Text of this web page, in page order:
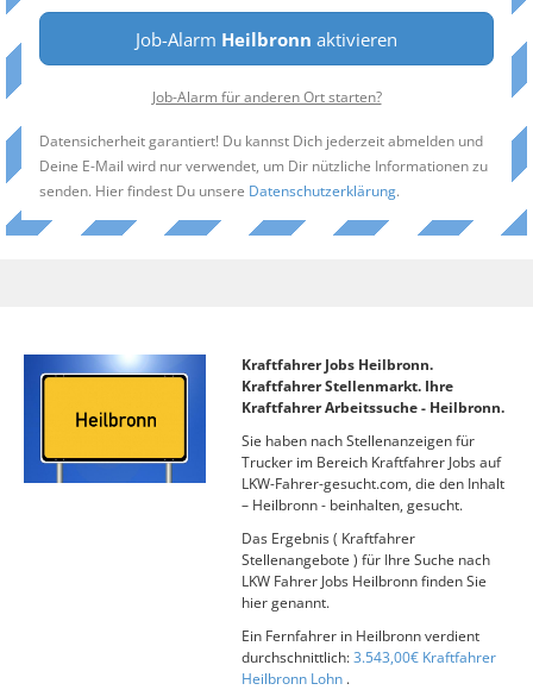
Job-Alarm Heilbronn aktivieren
Job-Alarm für anderen Ort starten?
Datensicherheit garantiert! Du kannst Dich jederzeit abmelden und
Deine E-Mail wird nur verwendet, um Dir nützliche Informationen zu
senden. Hier findest Du unsere Datenschutzerklärung.
Kraftfahrer Jobs Heilbronn.
Kraftfahrer Stellenmarkt. Ihre
Kraftfahrer Arbeitssuche - Heilbronn.
Sie haben nach Stellenanzeigen für
Trucker im Bereich Kraftfahrer Jobs auf
LKW-Fahrer-gesucht.com, die den Inhalt
– Heilbronn - beinhalten, gesucht.
Das Ergebnis ( Kraftfahrer
Stellenangebote ) für Ihre Suche nach
LKW Fahrer Jobs Heilbronn finden Sie
hier genannt.
Ein Fernfahrer in Heilbronn verdient
durchschnittlich:3.543,00€ Kraftfahrer
Heilbronn Lohn .